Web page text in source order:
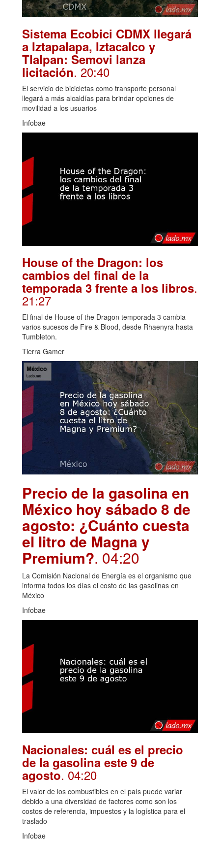
Sistema Ecobici CDMX llegará
a Iztapalapa, Iztacalco y
Tlalpan: Semovi lanza
licitación. 20:40
El servicio de bicicletas como transporte personal
llegará a más alcaldías para brindar opciones de
movilidad a los usuarios
Infobae
House of the Dragon: los
cambios del final de la
temporada 3 frente a los libros.
21:27
El final de House of the Dragon temporada 3 cambia
varios sucesos de Fire & Blood, desde Rhaenyra hasta
Tumbleton.
Tierra Gamer
Precio de la gasolina en
México hoy sábado 8 de
agosto: ¿Cuánto cuesta
el litro de Magna y
Premium?. 04:20
La Comisión Nacional de Energía es el organismo que
informa todos los días el costo de las gasolinas en
México
Infobae
Nacionales: cuál es el precio
de la gasolina este 9 de
agosto. 04:20
El valor de los combustibles en el país puede variar
debido a una diversidad de factores como son los
costos de referencia, impuestos y la logística para el
traslado
Infobae